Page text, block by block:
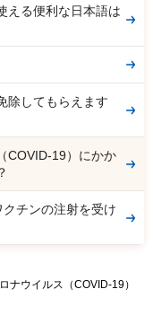
える便利な日本語は
除してもらえます
COVID-19）にかか
チンの注射を受け
ナウイルス（COVID-19）